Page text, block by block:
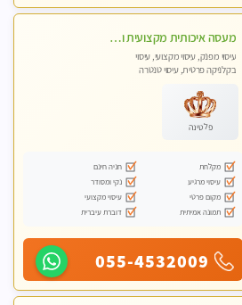
מעסה איכותית מקצועית ומפנקת בהרצליה
עיסוי מפנק, עיסוי מקצועי, עיסוי
בקלניקה פרטית, עיסוי טנטרה
פלטינה
מקלחת
חניה חינם
עיסוי מרגיע
נקי ומסודר
מקום פרטי
עיסוי מקצועי
תמונה אמיתית
דוברת עיברית
055-4532009